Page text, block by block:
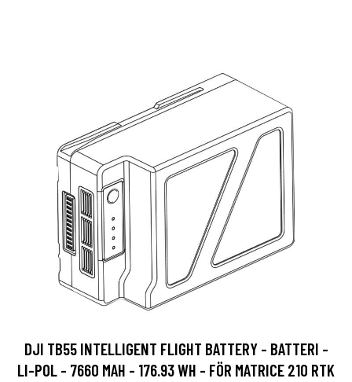
DJI TB55 INTELLIGENT FLIGHT BATTERY - BATTERI -
LI-POL - 7660 MAH - 176.93 WH - FÖR MATRICE 210 RTK